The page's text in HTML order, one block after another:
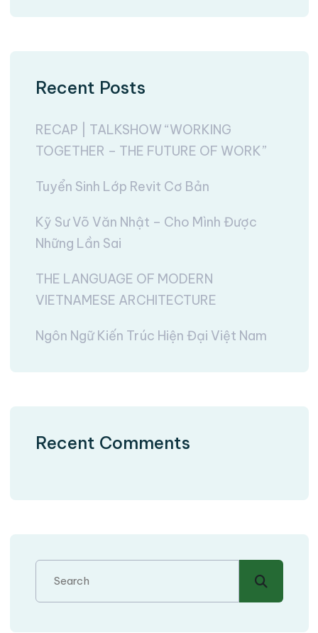
Recent Posts
RECAP | TALKSHOW “WORKING
TOGETHER – THE FUTURE OF WORK”
Tuyển Sinh Lớp Revit Cơ Bản
Kỹ Sư Võ Văn Nhật – Cho Mình Được
Những Lần Sai
THE LANGUAGE OF MODERN
VIETNAMESE ARCHITECTURE
Ngôn Ngữ Kiến Trúc Hiện Đại Việt Nam
Recent Comments